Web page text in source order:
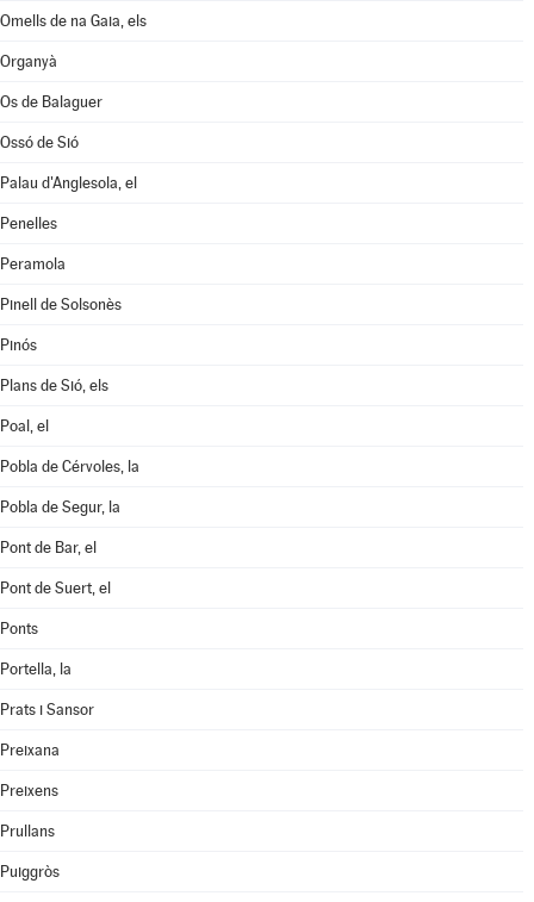
Omells de na Gaia, els
Organyà
Os de Balaguer
Ossó de Sió
Palau d'Anglesola, el
Penelles
Peramola
Pinell de Solsonès
Pinós
Plans de Sió, els
Poal, el
Pobla de Cérvoles, la
Pobla de Segur, la
Pont de Bar, el
Pont de Suert, el
Ponts
Portella, la
Prats i Sansor
Preixana
Preixens
Prullans
Puiggròs